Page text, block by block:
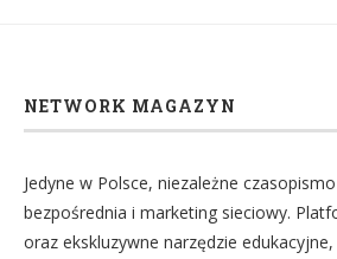
NETWORK MAGAZYN
Jedyne w Polsce, niezależne
bezpośrednia i marketing sieciowy.
oraz ekskluzywne narzędzie